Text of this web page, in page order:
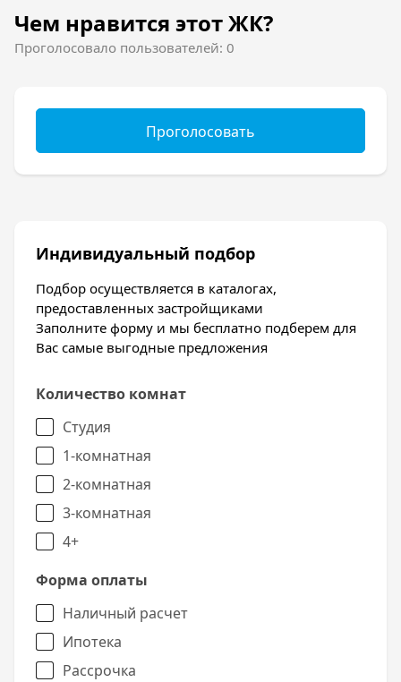
Чем нравится этот ЖК?
Проголосовало пользователей: 0
Проголосовать
Индивидуальный подбор
Подбор осуществляется в каталогах,
предоставленных застройщиками
Заполните форму и мы бесплатно подберем для
Вас самые выгодные предложения
Количество комнат
Студия
1-комнатная
2-комнатная
3-комнатная
4+
Форма оплаты
Наличный расчет
Ипотека
Рассрочка